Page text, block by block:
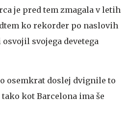
je pred tem zmagala v letih
ko rekorder po naslovih
osvojil svojega devetega
osemkrat doslej dvignile to
kot Barcelona ima še